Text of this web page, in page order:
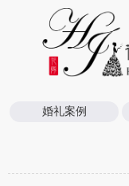
婚礼案例